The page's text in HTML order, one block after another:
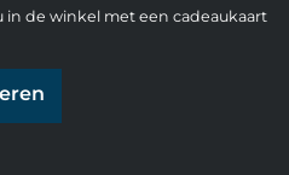
de winkel met een cadeaukaart